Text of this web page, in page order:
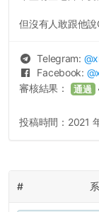
但沒有人敢跟他說
Telegram: @
Facebook: @
審核結果： 通過
投稿時間： 2021
#